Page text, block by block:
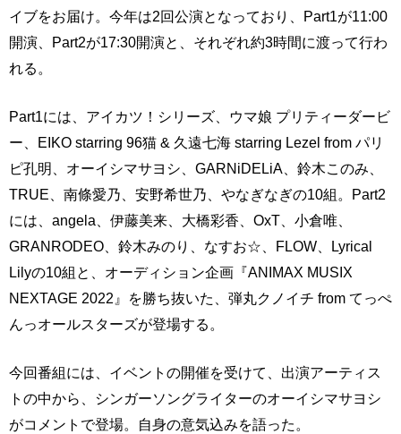
イブをお届け。今年は2回公演となっており、Part1が11:00
開演、Part2が17:30開演と、それぞれ約3時間に渡って行わ
れる。
Part1には、アイカツ！シリーズ、ウマ娘 プリティーダービ
ー、EIKO starring 96猫 & 久遠七海 starring Lezel from パリ
ピ孔明、オーイシマサヨシ、GARNiDELiA、鈴木このみ、
TRUE、南條愛乃、安野希世乃、やなぎなぎの10組。Part2
には、angela、伊藤美来、大橋彩香、OxT、小倉唯、
GRANRODEO、鈴木みのり、なすお☆、FLOW、Lyrical
Lilyの10組と、オーディション企画『ANIMAX MUSIX
NEXTAGE 2022』を勝ち抜いた、弾丸クノイチ from てっぺ
んっオールスターズが登場する。
今回番組には、イベントの開催を受けて、出演アーティス
トの中から、シンガーソングライターのオーイシマサヨシ
がコメントで登場。自身の意気込みを語った。